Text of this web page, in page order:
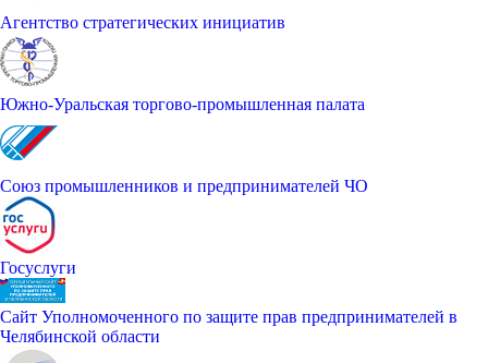
Агентство стратегических инициатив
Южно-Уральская торгово-промышленная палата
Союз промышленников и предпринимателей ЧО
Госуслуги
Сайт Уполномоченного по защите прав предпринимателей в
Челябинской области